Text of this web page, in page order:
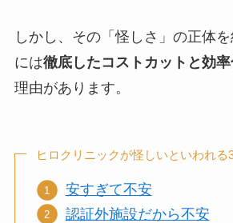
しかし、その「怪しさ」の正体
には徹底したコストカットと効
理由があります。
ヒロクリニックが怪しいといわれる
安すぎて不安
認証外施設だから不安